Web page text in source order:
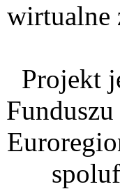
wirtualne
Projekt